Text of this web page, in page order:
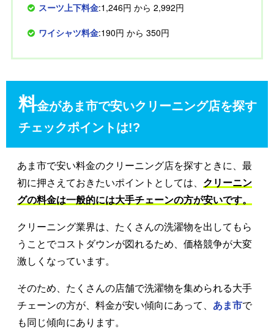
スーツ上下料金:1,246円 から 2,992円
ワイシャツ料金:190円 から 350円
料金があま市で安いクリーニング店を探す
チェックポイントは!?
あま市で安い料金のクリーニング店を探すときに、最
初に押さえておきたいポイントとしては、 クリーニン
グの料金は一般的には大手チェーンの方が安いです。
クリーニング業界は、たくさんの洗濯物を出してもら
うことでコストダウンが図れるため、価格競争が大変
激しくなっています。
そのため、たくさんの店舗で洗濯物を集められる大手
チェーンの方が、料金が安い傾向にあって、 あま市で
も同じ傾向にあります。